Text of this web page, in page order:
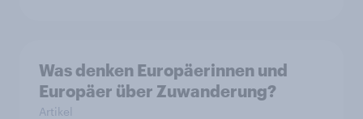
Was denken Europäerinnen und
Europäer über Zuwanderung?
Artikel